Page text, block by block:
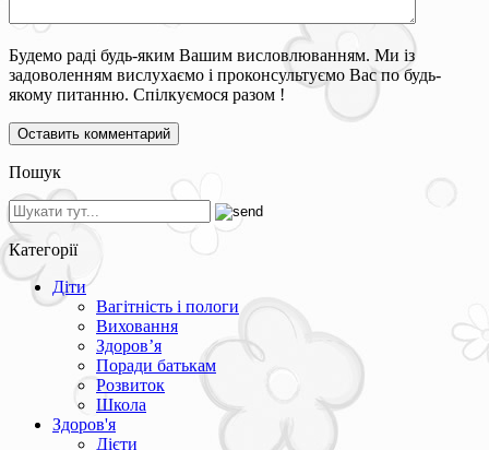
Будемо раді будь-яким Вашим висловлюванням. Ми із
задоволенням вислухаємо і проконсультуємо Вас по будь-
якому питанню. Спілкуємося разом !
Пошук
Категорії
Діти
Вагітність і пологи
Виховання
Здоров’я
Поради батькам
Розвиток
Школа
Здоров'я
Дієти